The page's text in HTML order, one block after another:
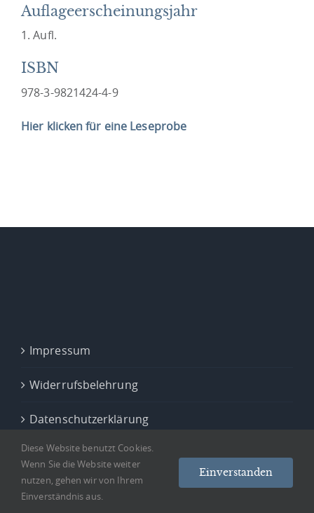
Auflageerscheinungsjahr
1. Aufl.
ISBN
978-3-9821424-4-9
Hier klicken für eine Leseprobe
Impressum
Widerrufsbelehrung
Datenschutzerklärung
Diese Website benutzt Cookies.
Wenn Sie die Website weiter
nutzen, gehen wir von Ihrem
Einverständnis aus.
Einverstanden